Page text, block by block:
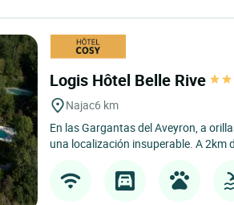
Logis Hôtel Belle Rive
Najac6 km
En las Gargantas del Aveyron, a
una localización insuperable. A 2km